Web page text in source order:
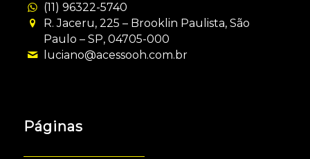
(11) 96322-5740
R. Jaceru, 225 – Brooklin Paulista, São
Paulo – SP, 04705-000
luciano@acessooh.com.br
Páginas